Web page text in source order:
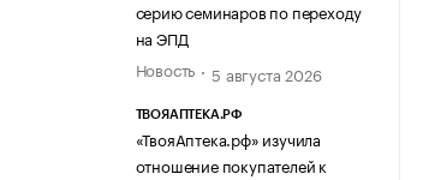
серию семинаров по переходу
на ЭПД
Новость
5 августа 2026
ТВОЯАПТЕКА.РФ
«ТвояАптека.рф» изучила
отношение покупателей к